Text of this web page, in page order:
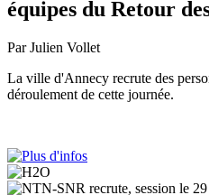
équipes du Retour
Par Julien Vollet
La ville d'Annecy recrute des
déroulement de cette journée.